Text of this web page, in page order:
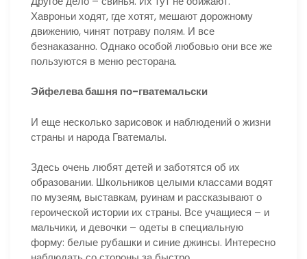
Хавроньи ходят, где хотят, мешают дорожному
движению, чинят потраву полям. И все
безнаказанно. Однако особой любовью они все же
пользуются в меню ресторана.
Эйфелева башня по-гватемальски
И еще несколько зарисовок и наблюдений о жизни
страны и народа Гватемалы.
Здесь очень любят детей и заботятся об их
образовании. Школьников целыми классами водят
по музеям, выставкам, руинам и рассказывают о
героической истории их страны. Все учащиеся – и
мальчики, и девочки – одеты в специальную
форму: белые рубашки и синие джинсы. Интересно